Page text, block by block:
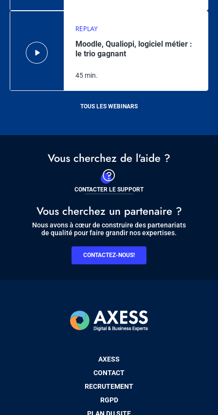
TOUS LES WEBINARS
REPLAY
Moodle, Qualiopi, logiciel métier :
le trio gagnant
45 min.
Vous cherchez de l'aide ?
CONTACTER LE SUPPORT
Vous cherchez un partenaire ?
Nous avons à cœur de construire des partenariats
de qualité pour faire grandir nos expertises.
CONTACTEZ-NOUS!
AXESS
CONTACT
RECRUTEMENT
RGPD